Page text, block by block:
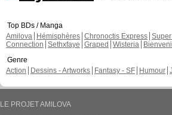
Top BDs / Manga
Amilova
Hémisphères Chronoctis Express
Connection Sethxfaye Graped Wisteria
Genre
Action
Dessins - Artworks Fantasy - SF Humour
LE PROJET AMILOVA